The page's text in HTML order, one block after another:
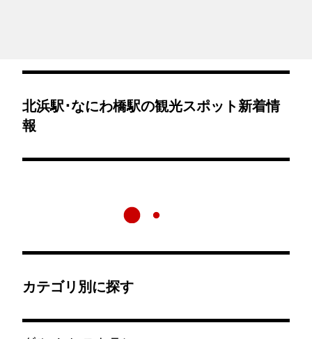
北浜駅･なにわ橋駅の観光スポット新着情
報
カテゴリ別に探す